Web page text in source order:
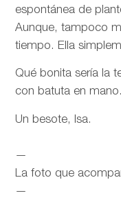
espontánea de
Aunque, tampoco
tiempo. Ella
Qué bonita sería la
con batuta en mano.
Un besote, Isa.
—
La foto que
—